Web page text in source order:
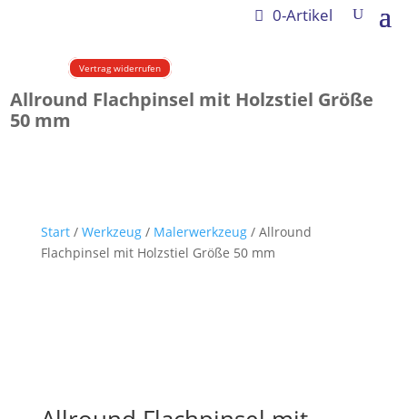
0-Artikel
Vertrag widerrufen
Allround Flachpinsel mit Holzstiel Größe
50 mm
Start/ Werkzeug/ Malerwerkzeug/ Allround
Flachpinsel mit Holzstiel Größe 50 mm